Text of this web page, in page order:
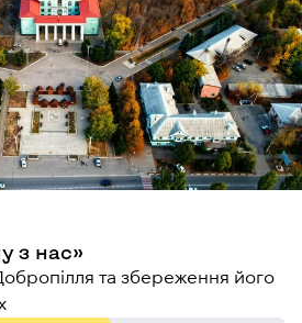
з нас»
та збереження його